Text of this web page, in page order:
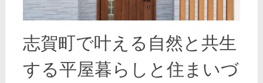
志賀町で叶える自然と共生
する平屋暮らしと住まいづ